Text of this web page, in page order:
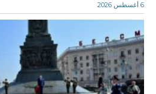
6 أغسطس 2026